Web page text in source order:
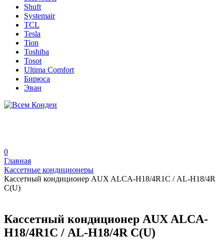
Shuft
Systemair
TCL
Tesla
Tion
Toshiba
Tosot
Ultima Comfort
Бирюса
Эван
0
Главная
Кассетные кондиционеры
Кассетный кондиционер AUX ALCA-H18/4R1С / AL-H18/4R
С(U)
Кассетный кондиционер AUX ALCA-
H18/4R1С / AL-H18/4R С(U)